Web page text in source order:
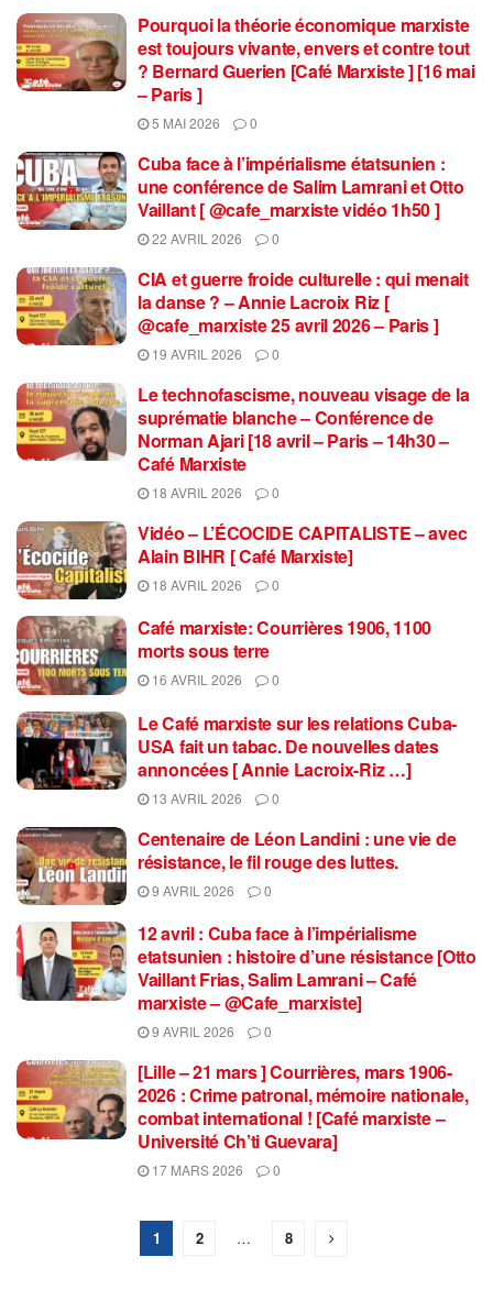
Pourquoi la théorie économique marxiste
est toujours vivante, envers et contre tout
? Bernard Guerien [Café Marxiste ] [16 mai
– Paris ]
5 MAI 2026 0
Cuba face à l’impérialisme étatsunien :
une conférence de Salim Lamrani et Otto
Vaillant [ @cafe_marxiste vidéo 1h50 ]
22 AVRIL 2026 0
CIA et guerre froide culturelle : qui menait
la danse ? – Annie Lacroix Riz [
@cafe_marxiste 25 avril 2026 – Paris ]
19 AVRIL 2026 0
Le technofascisme, nouveau visage de la
suprématie blanche – Conférence de
Norman Ajari [18 avril – Paris – 14h30 –
Café Marxiste
18 AVRIL 2026 0
Vidéo – L’ÉCOCIDE CAPITALISTE – avec
Alain BIHR [ Café Marxiste]
18 AVRIL 2026 0
Café marxiste: Courrières 1906, 1100
morts sous terre
16 AVRIL 2026 0
Le Café marxiste sur les relations Cuba-
USA fait un tabac. De nouvelles dates
annoncées [ Annie Lacroix-Riz …]
13 AVRIL 2026 0
Centenaire de Léon Landini : une vie de
résistance, le fil rouge des luttes.
9 AVRIL 2026 0
12 avril : Cuba face à l’impérialisme
etatsunien : histoire d’une résistance [Otto
Vaillant Frias, Salim Lamrani – Café
marxiste – @Cafe_marxiste]
9 AVRIL 2026 0
[Lille – 21 mars ] Courrières, mars 1906-
2026 : Crime patronal, mémoire nationale,
combat international ! [Café marxiste –
Université Ch’ti Guevara]
17 MARS 2026 0
1 2 … 8